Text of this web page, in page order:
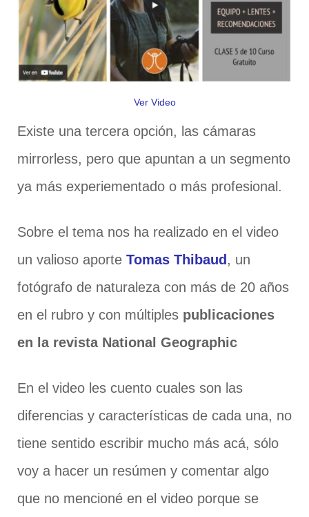
Ver Video
Existe una tercera opción, las cámaras
mirrorless, pero que apuntan a un segmento
ya más experiementado o más profesional.
Sobre el tema nos ha realizado en el video
un valioso aporte Tomas Thibaud, un
fotógrafo de naturaleza con más de 20 años
en el rubro y con múltiples publicaciones
en la revista National Geographic
En el video les cuento cuales son las
diferencias y características de cada una, no
tiene sentido escribir mucho más acá, sólo
voy a hacer un resúmen y comentar algo
que no mencioné en el video porque se